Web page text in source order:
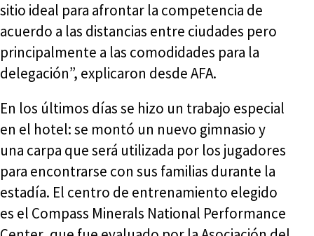
sitio ideal para afrontar la competencia de
acuerdo a las distancias entre ciudades pero
principalmente a las comodidades para la
delegación”, explicaron desde AFA.
En los últimos días se hizo un trabajo especial
en el hotel: se montó un nuevo gimnasio y
una carpa que será utilizada por los jugadores
para encontrarse con sus familias durante la
estadía. El centro de entrenamiento elegido
es el Compass Minerals National Performance